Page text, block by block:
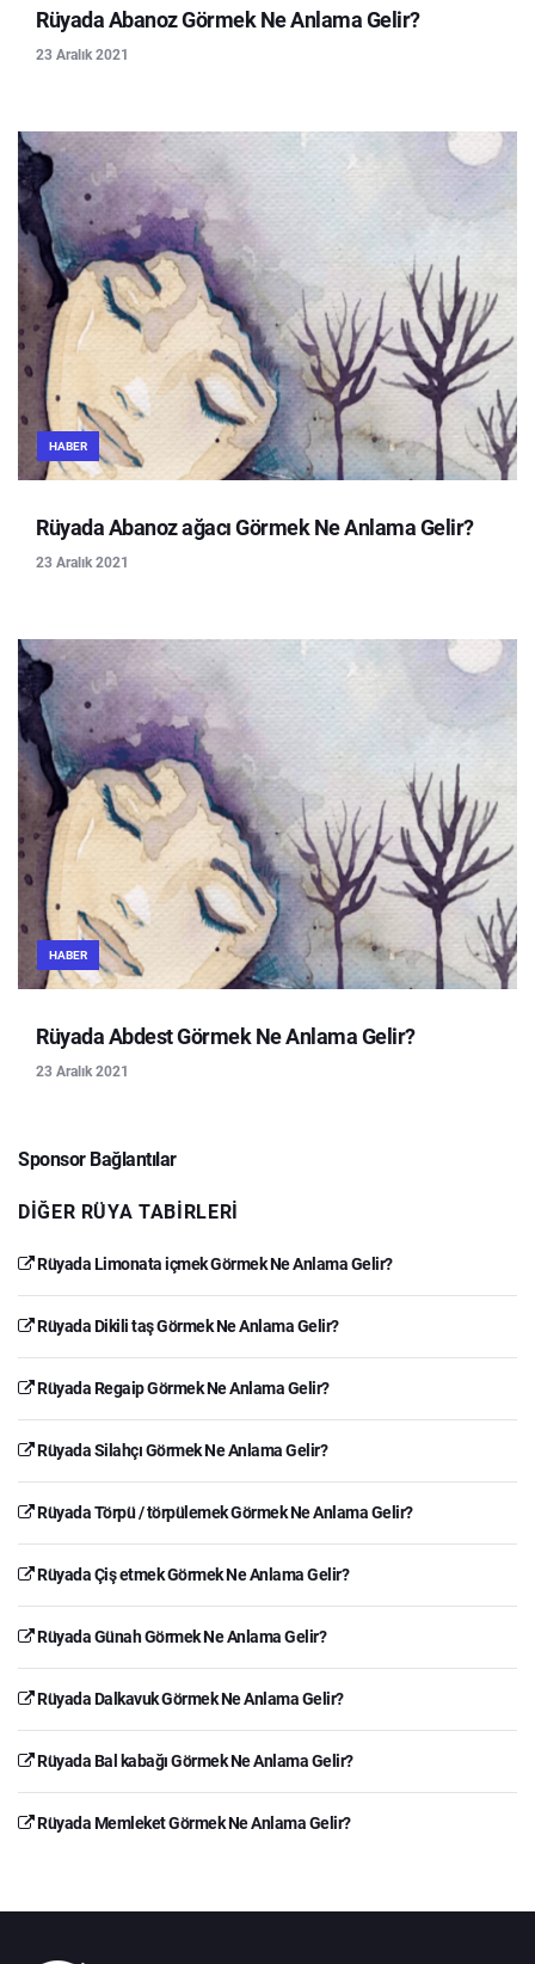
Rüyada Abanoz Görmek Ne Anlama Gelir?
23 Aralık 2021
HABER
Rüyada Abanoz ağacı Görmek Ne Anlama Gelir?
23 Aralık 2021
HABER
Rüyada Abdest Görmek Ne Anlama Gelir?
23 Aralık 2021
Sponsor Bağlantılar
DIĞER RÜYA TABIRLERI
Rüyada Limonata içmek Görmek Ne Anlama Gelir?
Rüyada Dikili taş Görmek Ne Anlama Gelir?
Rüyada Regaip Görmek Ne Anlama Gelir?
Rüyada Silahçı Görmek Ne Anlama Gelir?
Rüyada Törpü / törpülemek Görmek Ne Anlama Gelir?
Rüyada Çiş etmek Görmek Ne Anlama Gelir?
Rüyada Günah Görmek Ne Anlama Gelir?
Rüyada Dalkavuk Görmek Ne Anlama Gelir?
Rüyada Bal kabağı Görmek Ne Anlama Gelir?
Rüyada Memleket Görmek Ne Anlama Gelir?